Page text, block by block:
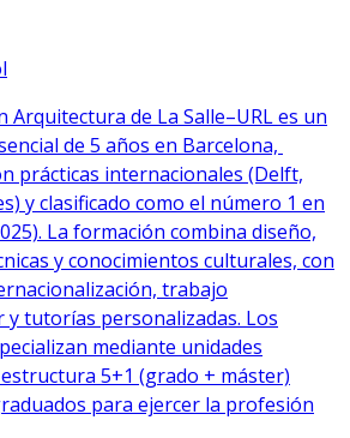
Arquitectura de La Salle–URL es un
de 5 años en Barcelona,
prácticas internacionales (Delft,
y clasificado como el número 1 en
La formación combina diseño,
y conocimientos culturales, con
trabajo
y tutorías personalizadas. Los
mediante unidades
5+1 (grado + máster)
para ejercer la profesión